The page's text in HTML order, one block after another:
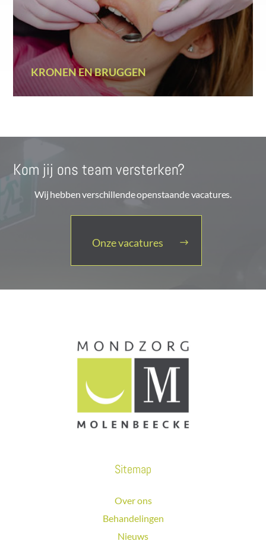
KRONEN EN BRUGGEN
Kom jij ons team versterken?
Wij hebben verschillende openstaande vacatures.
Onze vacatures
Sitemap
Over ons
Behandelingen
Nieuws